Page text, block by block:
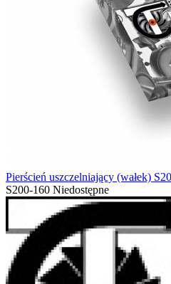
Pierścień uszczelniający (wałek)
S200-160 Niedostępne